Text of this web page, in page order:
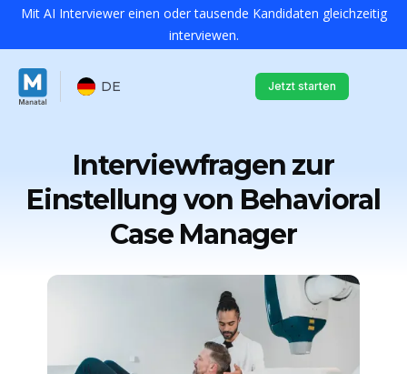
Mit AI Interviewer einen oder tausende Kandidaten gleichzeitig
interviewen.
DE Jetzt starten
Interviewfragen zur
Einstellung von Behavioral
Case Manager